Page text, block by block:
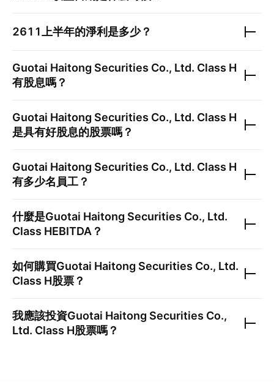
2611 上半年的淨利是多少？
Guotai Haitong Securities Co., Ltd. Class H
有股息嗎？
Guotai Haitong Securities Co., Ltd. Class H
是具有好股息的股票嗎？
Guotai Haitong Securities Co., Ltd. Class H
有多少名員工？
什麼是Guotai Haitong Securities Co., Ltd.
Class HEBITDA？
如何購買Guotai Haitong Securities Co., Ltd.
Class H股票？
我應該投資Guotai Haitong Securities Co.,
Ltd. Class H股票嗎？